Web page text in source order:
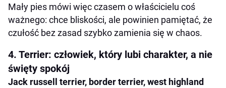
Mały pies mówi więc czasem o właścicielu coś
ważnego: chce bliskości, ale powinien pamiętać, że
czułość bez zasad szybko zamienia się w chaos.
4. Terrier: człowiek, który lubi charakter, a nie
święty spokój
Jack russell terrier, border terrier, west highland